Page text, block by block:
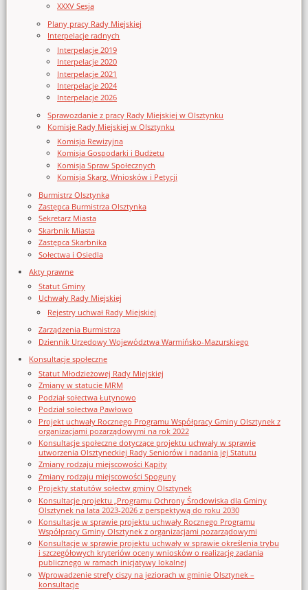
XXXV Sesja
Plany pracy Rady Miejskiej
Interpelacje radnych
Interpelacje 2019
Interpelacje 2020
Interpelacje 2021
Interpelacje 2024
Interpelacje 2026
Sprawozdanie z pracy Rady Miejskiej w Olsztynku
Komisje Rady Miejskiej w Olsztynku
Komisja Rewizyjna
Komisja Gospodarki i Budżetu
Komisja Spraw Społecznych
Komisja Skarg, Wniosków i Petycji
Burmistrz Olsztynka
Zastępca Burmistrza Olsztynka
Sekretarz Miasta
Skarbnik Miasta
Zastępca Skarbnika
Sołectwa i Osiedla
Akty prawne
Statut Gminy
Uchwały Rady Miejskiej
Rejestry uchwał Rady Miejskiej
Zarządzenia Burmistrza
Dziennik Urzędowy Województwa Warmińsko-Mazurskiego
Konsultacje społeczne
Statut Młodzieżowej Rady Miejskiej
Zmiany w statucie MRM
Podział sołectwa Łutynowo
Podział sołectwa Pawłowo
Projekt uchwały Rocznego Programu Współpracy Gminy Olsztynek z
organizacjami pozarządowymi na rok 2022
Konsultacje społeczne dotyczące projektu uchwały w sprawie
utworzenia Olsztyneckiej Rady Seniorów i nadania jej Statutu
Zmiany rodzaju miejscowości Kąpity
Zmiany rodzaju miejscowości Spoguny
Projekty statutów sołectw gminy Olsztynek
Konsultacje projektu „Programu Ochrony Środowiska dla Gminy
Olsztynek na lata 2023-2026 z perspektywą do roku 2030
Konsultacje w sprawie projektu uchwały Rocznego Programu
Współpracy Gminy Olsztynek z organizacjami pozarządowymi
Konsultacje w sprawie projektu uchwały w sprawie określenia trybu
i szczegółowych kryteriów oceny wniosków o realizację zadania
publicznego w ramach inicjatywy lokalnej
Wprowadzenie strefy ciszy na jeziorach w gminie Olsztynek –
konsultacje